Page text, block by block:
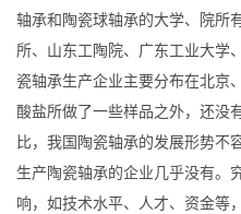
轴承和陶瓷球轴承的大学、院所
所、山东工陶院、广东工业大学
瓷轴承生产企业主要分布在北京
酸盐所做了一些样品之外，还没
比，我国陶瓷轴承的发展形势不
生产陶瓷轴承的企业几乎没有。
响，如技术水平、人才、资金等